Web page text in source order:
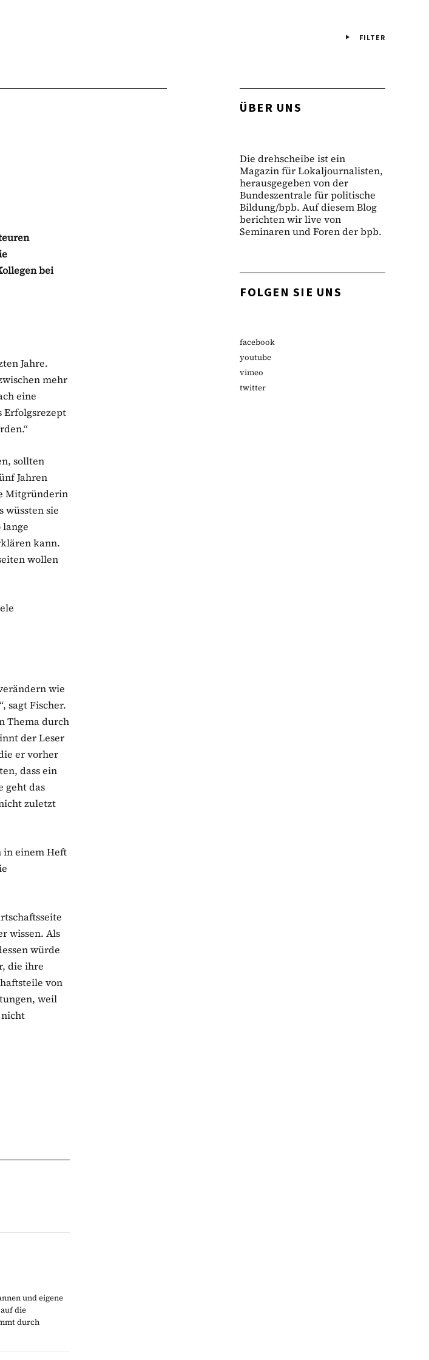
FILTER
bei
Jahre.
mehr
eine
Erfolgsrezept
sollten
Jahren
Mitgründerin
wüssten sie
kann.
wollen
wie
sagt Fischer.
Thema durch
der Leser
er vorher
dass ein
geht das
zuletzt
in einem Heft
wissen. Als
würde
die ihre
von
weil
nicht
und eigene
die
durch
ÜBER UNS
Die drehscheibe ist ein
Magazin für Lokaljournalisten,
herausgegeben von der
Bundeszentrale für politische
Bildung/bpb. Auf diesem Blog
berichten wir live von
Seminaren und Foren der bpb.
FOLGEN SIE UNS
facebook
youtube
vimeo
twitter